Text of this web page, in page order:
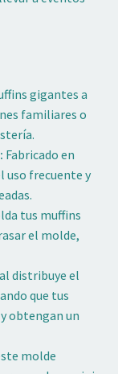
gigantes a
familiares o
Fabricado en
uso frecuente y
tus muffins
el molde,
distribuye el
que tus
obtengan un
molde